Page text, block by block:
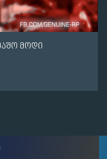
მოდი